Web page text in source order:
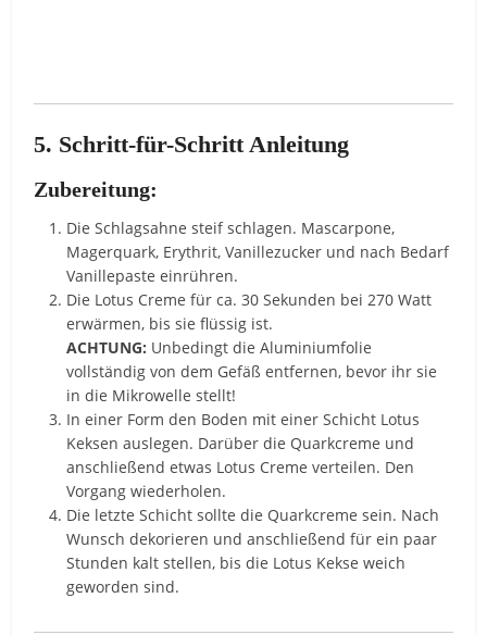
5. Schritt-für-Schritt Anleitung
Zubereitung:
Die Schlagsahne steif schlagen. Mascarpone,
Magerquark, Erythrit, Vanillezucker und nach Bedarf
Vanillepaste einrühren.
Die Lotus Creme für ca. 30 Sekunden bei 270 Watt
erwärmen, bis sie flüssig ist.
ACHTUNG: Unbedingt die Aluminiumfolie
vollständig von dem Gefäß entfernen, bevor ihr sie
in die Mikrowelle stellt!
In einer Form den Boden mit einer Schicht Lotus
Keksen auslegen. Darüber die Quarkcreme und
anschließend etwas Lotus Creme verteilen. Den
Vorgang wiederholen.
Die letzte Schicht sollte die Quarkcreme sein. Nach
Wunsch dekorieren und anschließend für ein paar
Stunden kalt stellen, bis die Lotus Kekse weich
geworden sind.